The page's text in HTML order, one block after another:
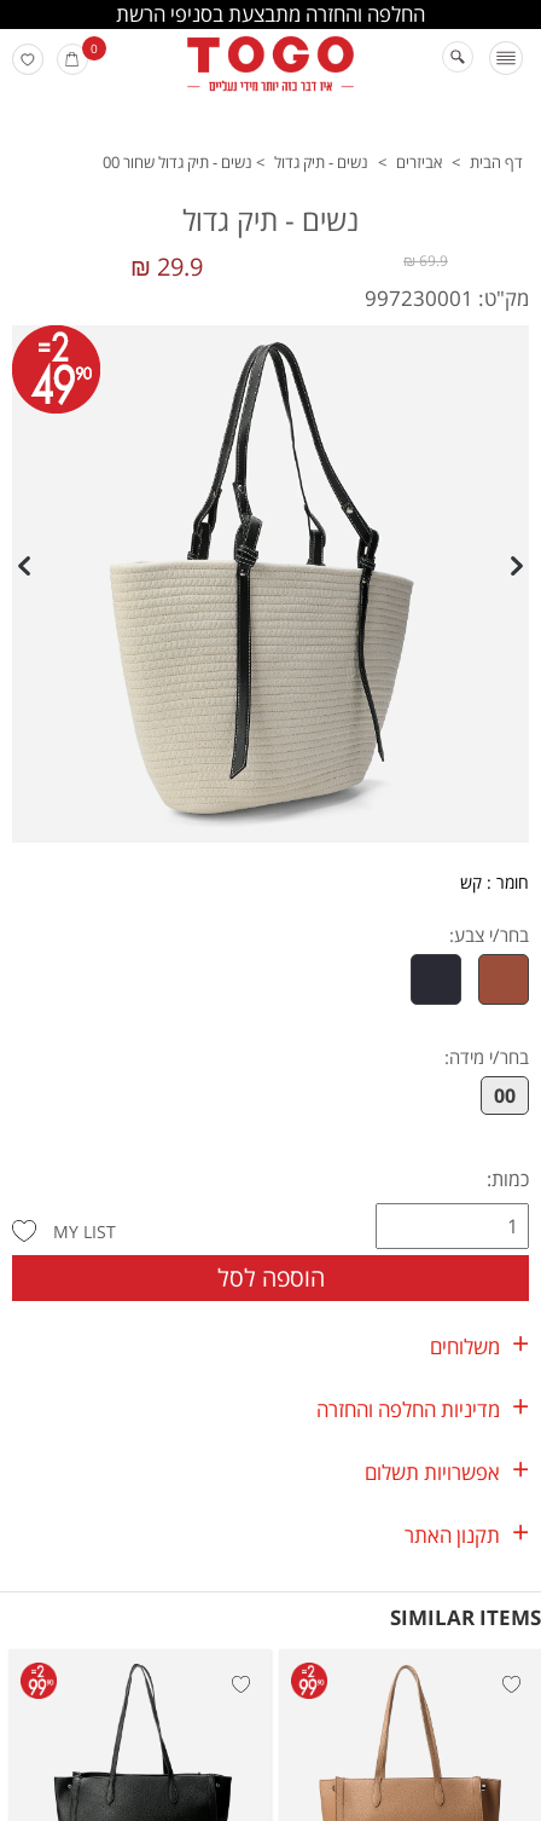
החלפה והחזרה מתבצעת בסניפי הרשת
0
דף הבית > אביזרים > נשים - תיק גדול > נשים - תיק גדול שחור 00
נשים - תיק גדול
29.9 ₪ 69.9 ₪
מק"ט: 997230001
חומר : קש
בחר/י צבע:
בחר/י מידה:
00
כמות:
הוספה לסל
MY LIST
משלוחים
מדיניות החלפה והחזרה
אפשרויות תשלום
תקנון האתר
SIMILAR ITEMS